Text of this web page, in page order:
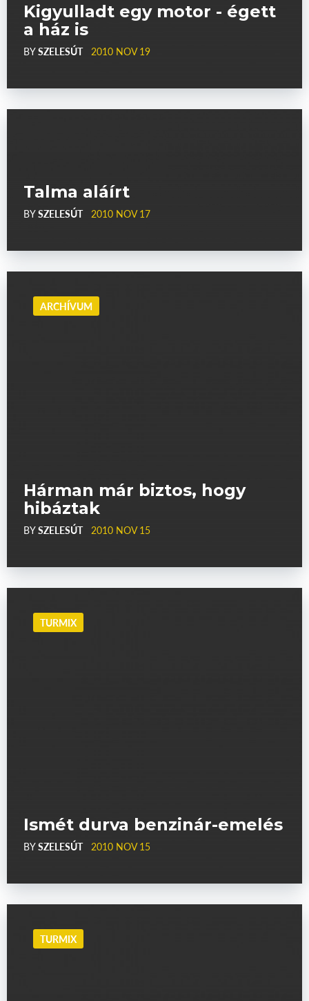
Kigyulladt egy motor - égett
a ház is
BYSZELESÚT 2010 NOV 19
Talma aláírt
BYSZELESÚT 2010 NOV 17
ARCHÍVUM
Hárman már biztos, hogy
hibáztak
BYSZELESÚT 2010 NOV 15
TURMIX
Ismét durva benzinár-emelés
BYSZELESÚT 2010 NOV 15
TURMIX